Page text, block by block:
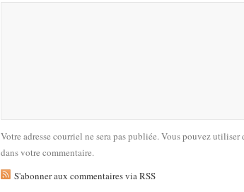
Votre adresse courriel ne sera pas publiée. Vous pouvez utiliser
dans votre commentaire.
S'abonner aux commentaires via RSS